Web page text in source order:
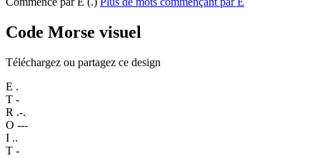
Code Morse visuel
Téléchargez ou partagez ce design
E .
T -
R .-.
O ---
I ..
T -